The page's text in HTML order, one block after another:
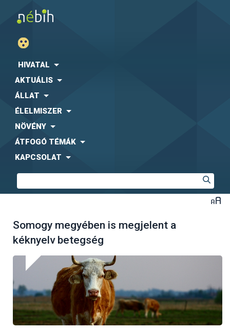
HIVATAL
AKTUÁLIS
ÁLLAT
ÉLELMISZER
NÖVÉNY
ÁTFOGÓ TÉMÁK
KAPCSOLAT
Somogy megyében is megjelent a
kéknyelv betegség